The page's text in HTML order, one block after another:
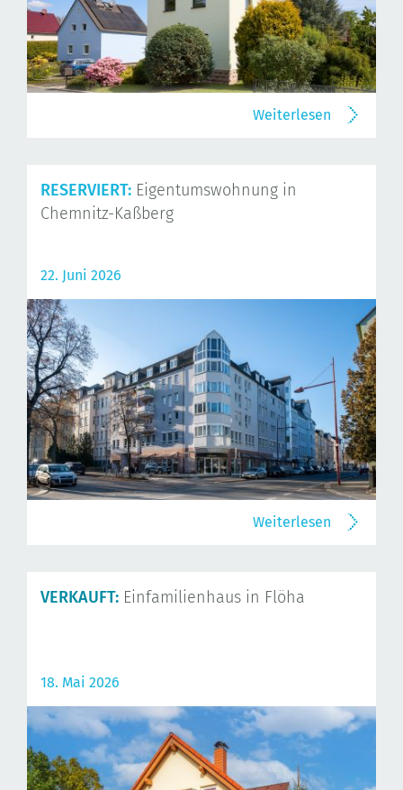
Weiterlesen
RESERVIERT: Eigentumswohnung in
Chemnitz-Kaßberg
22. Juni 2026
Weiterlesen
VERKAUFT: Einfamilienhaus in Flöha
18. Mai 2026